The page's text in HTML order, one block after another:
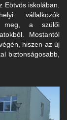
iskolában.
vállalkozók
meg, a szülői
Mostantól
hiszen az új
biztonságosabb,